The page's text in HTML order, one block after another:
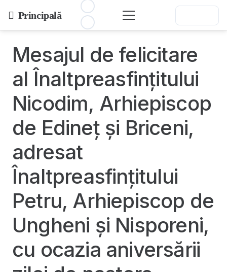
Principală
Mesajul de felicitare
al Înaltpreasfințitului
Nicodim, Arhiepiscop
de Edineț și Briceni,
adresat
Înaltpreasfințitului
Petru, Arhiepiscop de
Ungheni și Nisporeni,
cu ocazia aniversării